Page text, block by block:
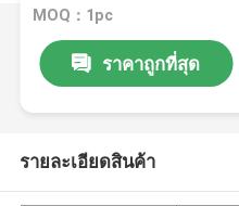
MOQ：1pc
ราคาถูกที่สุด
รายละเอียดสินค้า